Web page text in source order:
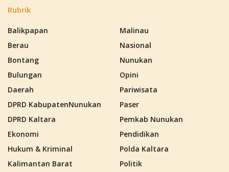
Rubrik
Balikpapan
Berau
Bontang
Bulungan
Daerah
DPRD KabupatenNunukan
DPRD Kaltara
Ekonomi
Hukum & Kriminal
Kalimantan Barat
Malinau
Nasional
Nunukan
Opini
Pariwisata
Paser
Pemkab Nunukan
Pendidikan
Polda Kaltara
Politik